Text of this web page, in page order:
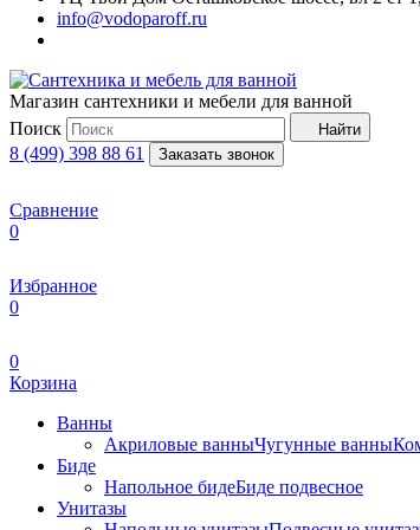
info@vodoparoff.ru
Магазин сантехники и мебели для ванной
Поиск
Найти
8 (499) 398 88 61 Заказать звонок
Сравнение
0
Избранное
0
0
Корзина
Ванны
Акриловые ванныЧугунные ванны
Биде
Напольное бидеБиде пoдвеснoе
Унитазы